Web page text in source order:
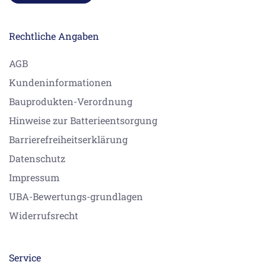
Rechtliche Angaben
AGB
Kundeninformationen
Bauprodukten-Verordnung
Hinweise zur Batterieentsorgung
Barrierefreiheitserklärung
Datenschutz
Impressum
UBA-Bewertungs-grundlagen
Widerrufsrecht
Service